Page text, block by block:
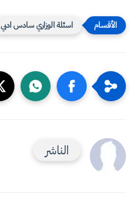
اسئلة الوزاري سادس ادبي
الناشر